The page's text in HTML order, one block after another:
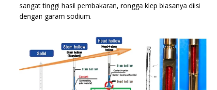
sangat tinggi hasil pembakaran, rongga klep biasanya diisi
dengan garam sodium.